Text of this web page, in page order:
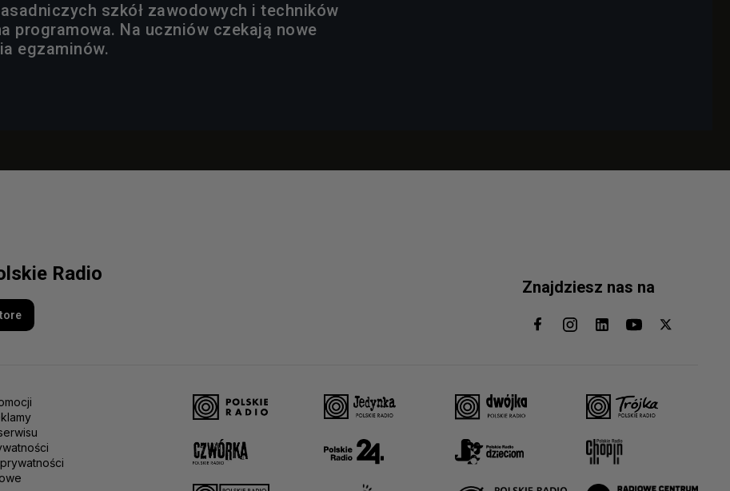
szkół zawodowych i techników
programowa. Na uczniów czekają nowe
egzaminów.
Radio
Znajdziesz nas na